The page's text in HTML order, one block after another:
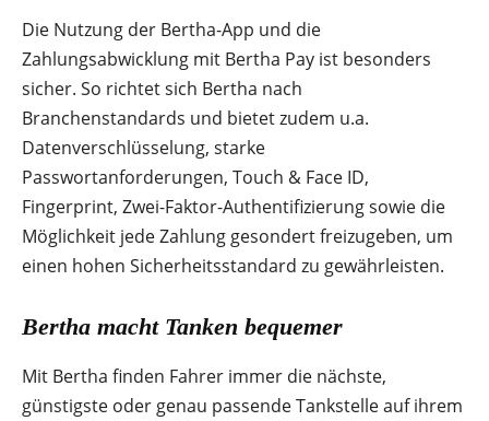
Die Nutzung der Bertha-App und die
Zahlungsabwicklung mit Bertha Pay ist besonders
sicher. So richtet sich Bertha nach
Branchenstandards und bietet zudem u.a.
Datenverschlüsselung, starke
Passwortanforderungen, Touch & Face ID,
Fingerprint, Zwei-Faktor-Authentifizierung sowie die
Möglichkeit jede Zahlung gesondert freizugeben, um
einen hohen Sicherheitsstandard zu gewährleisten.
Bertha macht Tanken bequemer
Mit Bertha finden Fahrer immer die nächste,
günstigste oder genau passende Tankstelle auf ihrem